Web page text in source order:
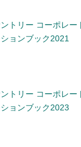
トリー コーポレー
ョンブック2021
トリー コーポレー
ョンブック2023